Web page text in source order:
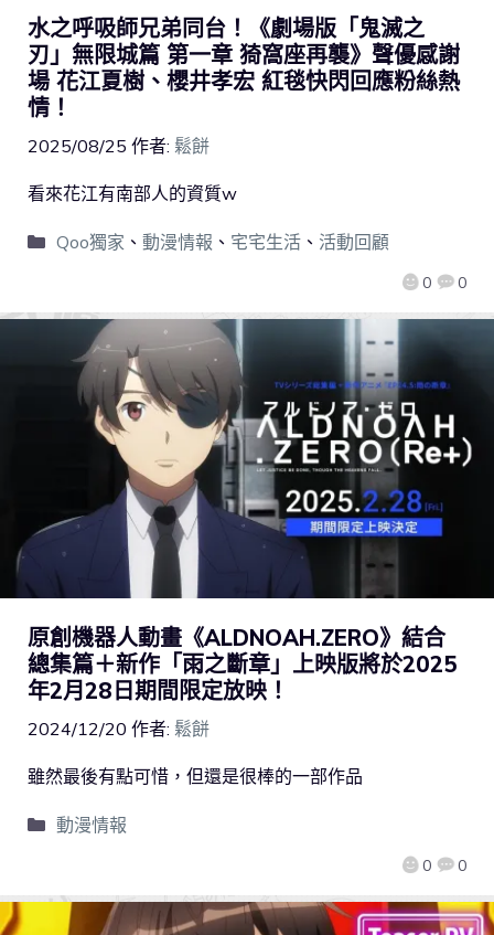
水之呼吸師兄弟同台！《劇場版「鬼滅之
刃」無限城篇 第一章 猗窩座再襲》聲優感謝
場 花江夏樹、櫻井孝宏 紅毯快閃回應粉絲熱
情！
2025/08/25 作者: 鬆餅
0 0
看來花江有南部人的資質w
Qoo獨家 、 動漫情報 、 宅宅生活、 活動回顧
原創機器人動畫《ALDNOAH.ZERO》結合
總集篇＋新作「雨之斷章」上映版將於2025
年2月28日期間限定放映！
2024/12/20 作者: 鬆餅
0 0
雖然最後有點可惜，但還是很棒的一部作品
動漫情報